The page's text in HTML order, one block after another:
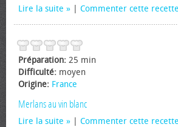
Lire la suite Commenter cette recette
Préparation: 25 min
Difficulté: moyen
Origine: France
Merlans au vin blanc
Lire la suite Commenter cette recette